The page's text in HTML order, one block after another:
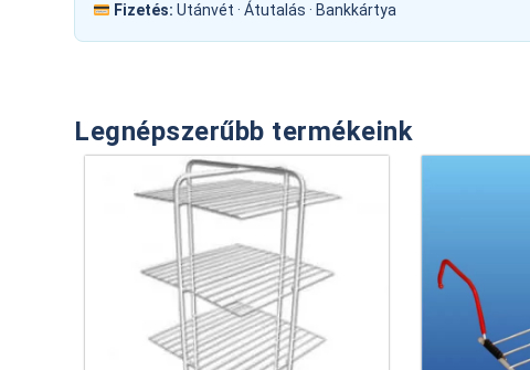
Fizetés: Utánvét · Átutalás · Bankkártya
Legnépszerűbb termékeink